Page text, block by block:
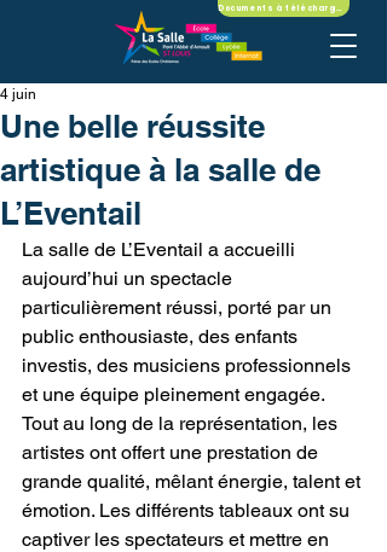
Une belle réussite
artistique à la salle de
L’Eventail
4 juin
La salle de L’Eventail a accueilli
aujourd’hui un spectacle
particulièrement réussi, porté par un
public enthousiaste, des enfants
investis, des musiciens professionnels
et une équipe pleinement engagée.
Tout au long de la représentation, les
artistes ont offert une prestation de
grande qualité, mêlant énergie, talent et
émotion. Les différents tableaux ont su
captiver les spectateurs et mettre en